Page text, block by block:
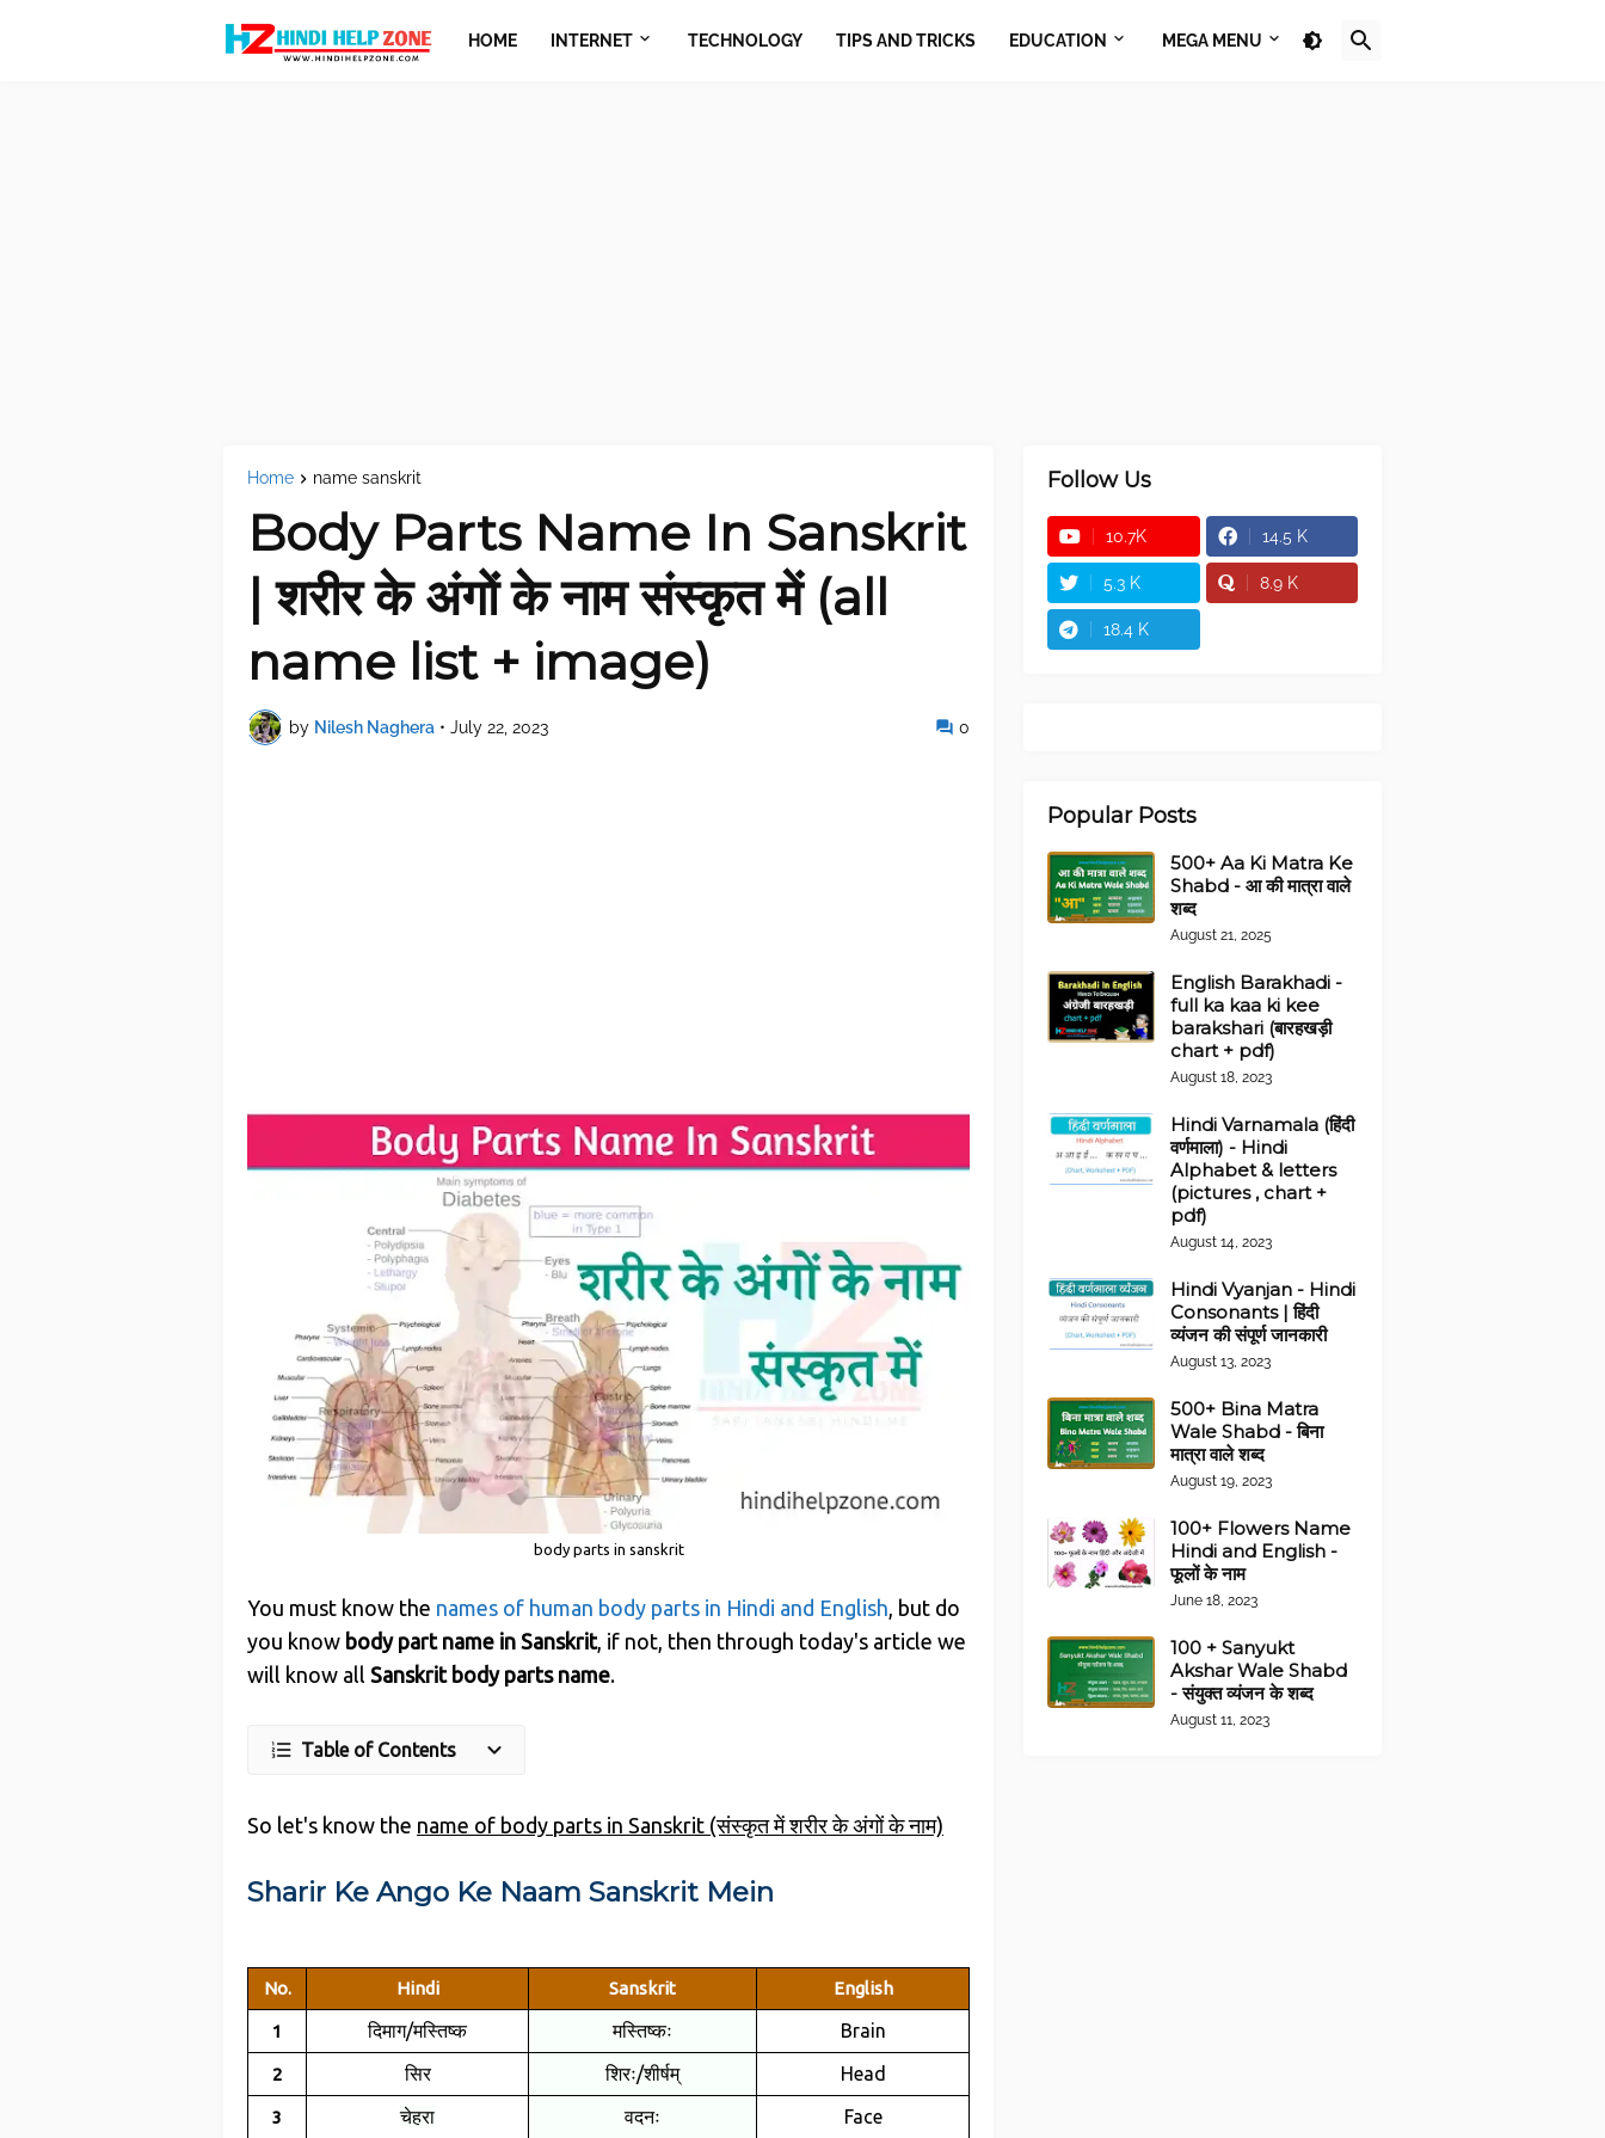
HOME INTERNET TECHNOLOGY TIPS AND TRICKS EDUCATION MEGA MENU
Home name sanskrit
Body Parts Name In Sanskrit
| शरीर के अंगों के नाम संस्कृत में (all
name list + image)
by Nilesh Naghera • July 22, 2023 0
body parts in sanskrit
You must know the names of human body parts in Hindi and English, but do
you know body part name in Sanskrit, if not, then through today's article we
will know all Sanskrit body parts name.
Table of Contents
So let's know the name of body parts in Sanskrit (संस्कृत में शरीर के अंगों के नाम)
Sharir Ke Ango Ke Naam Sanskrit Mein
No. Hindi Sanskrit English
1 दिमाग/मस्तिष्क मस्तिष्कः Brain
2 सिर शिरः/शीर्षम् Head
3 चेहरा वदनः Face
Follow Us
10.7K 14.5 K
5.3 K 8.9 K
18.4 K
Popular Posts
500+ Aa Ki Matra Ke
Shabd - आ की मात्रा वाले
शब्द
August 21, 2025
English Barakhadi -
full ka kaa ki kee
barakshari (बारहखड़ी
chart + pdf)
August 18, 2023
Hindi Varnamala (हिंदी
वर्णमाला) - Hindi
Alphabet & letters
(pictures , chart +
pdf)
August 14, 2023
Hindi Vyanjan - Hindi
Consonants | हिंदी
व्यंजन की संपूर्ण जानकारी
August 13, 2023
500+ Bina Matra
Wale Shabd - बिना
मात्रा वाले शब्द
August 19, 2023
100+ Flowers Name
Hindi and English -
फूलों के नाम
June 18, 2023
100 + Sanyukt
Akshar Wale Shabd
- संयुक्त व्यंजन के शब्द
August 11, 2023